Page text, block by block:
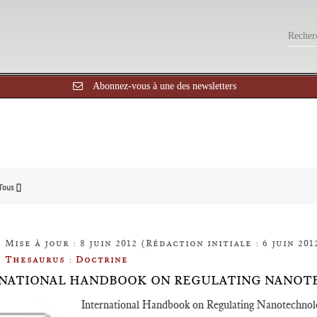
Abonnez-vous à une des newsletters
[]
Mise à jour : 8 juin 2012 (Rédaction initiale : 6 juin
Thesaurus : Doctrine
HANDBOOK ON REGULATING
International Handbook on Regulating